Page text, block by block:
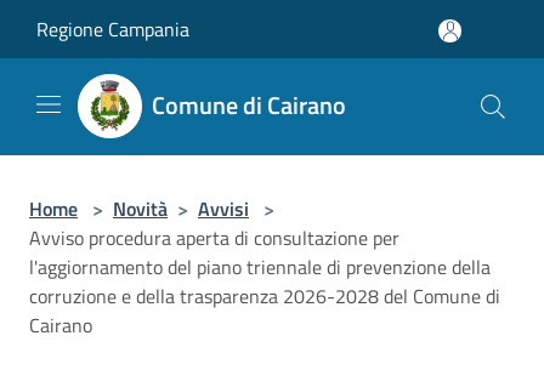
Regione Campania
Comune di Cairano
Home > Novità > Avvisi >
Avviso procedura aperta di consultazione per
l'aggiornamento del piano triennale di prevenzione della
corruzione e della trasparenza 2026-2028 del Comune di
Cairano